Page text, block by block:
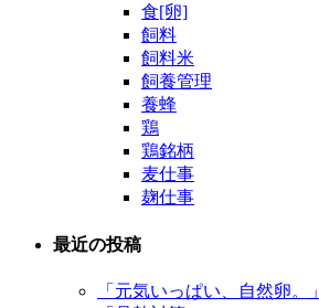
食[卵]
飼料
飼料米
飼養管理
養蜂
鶏
鶏銘柄
麦仕事
麹仕事
最近の投稿
「元気いっぱい、自然卵。」